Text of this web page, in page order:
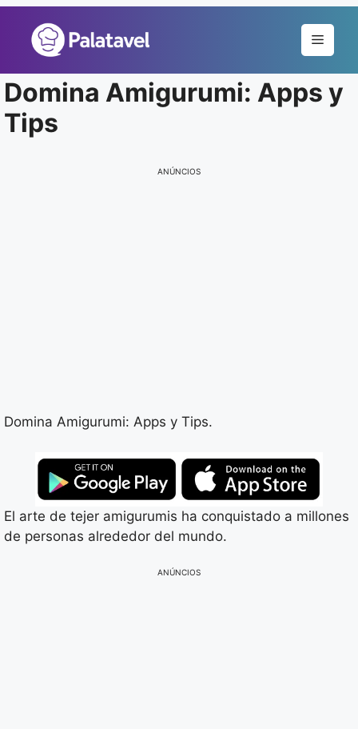
conteúdo
Menu
Domina Amigurumi: Apps y
Tips
ANÚNCIOS
Domina Amigurumi: Apps y Tips.
El arte de tejer amigurumis ha conquistado a millones
de personas alrededor del mundo.
ANÚNCIOS